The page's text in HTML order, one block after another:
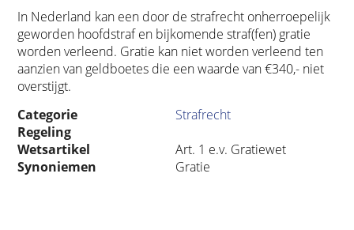
In Nederland kan een door de strafrecht onherroepelijk
geworden hoofdstraf en bijkomende straf(fen) gratie
worden verleend. Gratie kan niet worden verleend ten
aanzien van geldboetes die een waarde van €340,- niet
overstijgt.
Categorie
Strafrecht
Regeling
Wetsartikel
Art. 1 e.v. Gratiewet
Synoniemen
Gratie